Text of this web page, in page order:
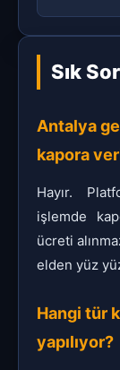
Sık
Antalya
kapora
Hayır.
işlemde
ücreti
elden yüz
Hangi tür
yapılıyor?